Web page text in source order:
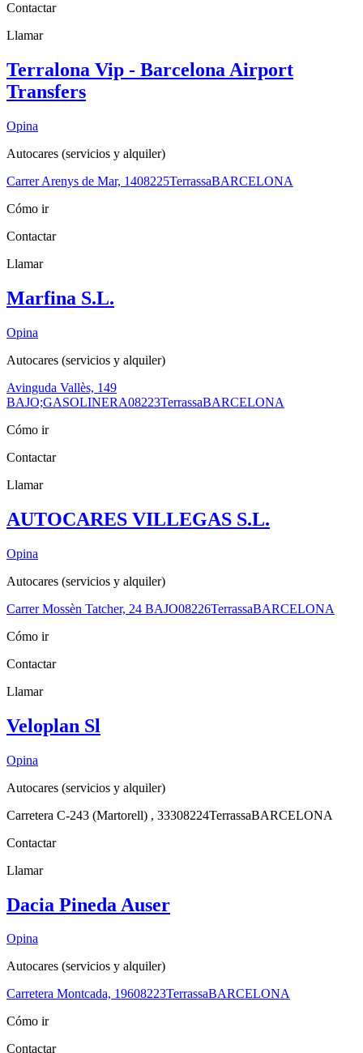
Contactar
Llamar
Terralona Vip - Barcelona Airport
Transfers
Opina
Autocares (servicios y alquiler)
Carrer Arenys de Mar, 1408225TerrassaBARCELONA
Cómo ir
Contactar
Llamar
Marfina S.L.
Opina
Autocares (servicios y alquiler)
Avinguda Vallès, 149
BAJO;GASOLINERA08223TerrassaBARCELONA
Cómo ir
Contactar
Llamar
AUTOCARES VILLEGAS S.L.
Opina
Autocares (servicios y alquiler)
Carrer Mossèn Tatcher, 24 BAJO08226TerrassaBARCELONA
Cómo ir
Contactar
Llamar
Veloplan Sl
Opina
Autocares (servicios y alquiler)
Carretera C-243 (Martorell) , 33308224TerrassaBARCELONA
Contactar
Llamar
Dacia Pineda Auser
Opina
Autocares (servicios y alquiler)
Carretera Montcada, 19608223TerrassaBARCELONA
Cómo ir
Contactar